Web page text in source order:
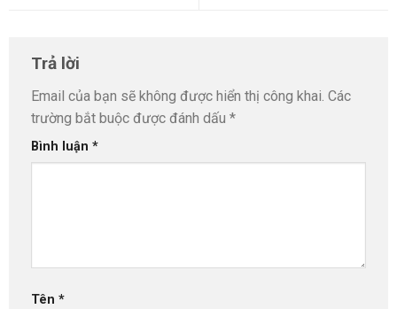
Trả lời
Email của bạn sẽ không được hiển thị công khai. Các
trường bắt buộc được đánh dấu *
Bình luận *
Tên *